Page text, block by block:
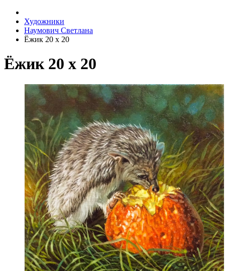
Художники
Наумович Светлана
Ёжик 20 х 20
Ёжик 20 х 20